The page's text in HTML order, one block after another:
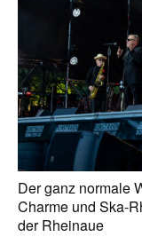
Der ganz normale
Charme und Ska-
der Rheinaue